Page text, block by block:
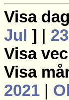
Visa
Jul ]
Visa
Visa
2021